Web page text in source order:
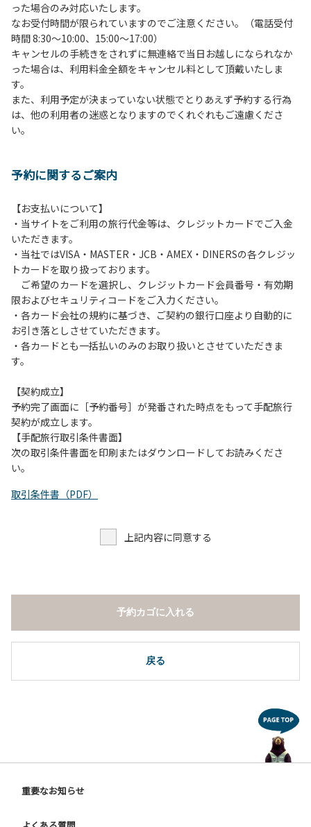
管理棟にてチェックインの手続きを行ってください。午後3
時前にお越しの方は、午後3時になりましたら管理棟にて手
続きを行ってください。午後5時過ぎにお越しの方は、翌朝
手続きを行ってください。
４、車両は、荷物の積み下ろし時以外は、駐車場にとめてく
ださい。
５、チェックアウトは、午前10時まで（日帰り使用の場合は
午後5時まで）です。チェックインの手続きを行っていない
方や使用人数が増えた場合は、必ず手続きを行ってくださ
ら午前10時までの間にゴミステーションに出してください。
は、お持ち帰りをお願いします。
【禁止事項】
カラオケ、発電機、地面での直火による焚き火、キャンプフ
ァイヤー、打ち上げ式花火、テントサウナの設置
【注意事項】
当キャンプ場のそばを流れる歴舟川は、上流で雨が降ると短
時間で増水し、川原で遊んでいると大変危険な状態になりや
すく、過去にも増水により人が流される事故が数件起きてい
（１）川原にテントやタープを張らない。
（２）雨が降ったときは川原で遊ばない。
（３）カムイコタン公園キャンプ場で雨が降らなくても、上
流で雨が降り急に増水することがあるので、水の濁りに注意
し、濁り始めたときには直ちに川原での遊びを中止する。
（４）キャンプ場の管理者や地元住民から川についての注意
った場合のみ対応いたします。
なお受付時間が限られていますのでご注意ください。（電話受付
時間 8:30～10:00、15:00～17:00）
キャンセルの手続きをされずに無連絡で当日お越しになられなか
った場合は、利用料金全額をキャンセル料として頂戴いたしま
す。
また、利用予定が決まっていない状態でとりあえず予約する行為
は、他の利用者の迷惑となりますのでくれぐれもご遠慮くださ
い。
予約に関するご案内
【お支払いについて】
・当サイトをご利用の旅行代金等は、クレジットカードでご入金
いただきます。
・当社ではVISA・MASTER・JCB・AMEX・DINERSの各クレジッ
トカードを取り扱っております。
ご希望のカードを選択し、クレジットカード会員番号・有効期
限およびセキュリティコードをご入力ください。
・各カード会社の規約に基づき、ご契約の銀行口座より自動的に
お引き落としさせていただきます。
・各カードとも一括払いのみのお取り扱いとさせていただきま
す。
【契約成立】
予約完了画面に［予約番号］が発番された時点をもって手配旅行
契約が成立します。
【手配旅行取引条件書面】
次の取引条件書面を印刷またはダウンロードしてお読みくださ
い。
取引条件書（PDF）
上記内容に同意する
戻る
予約カゴに入れる
重要なお知らせ